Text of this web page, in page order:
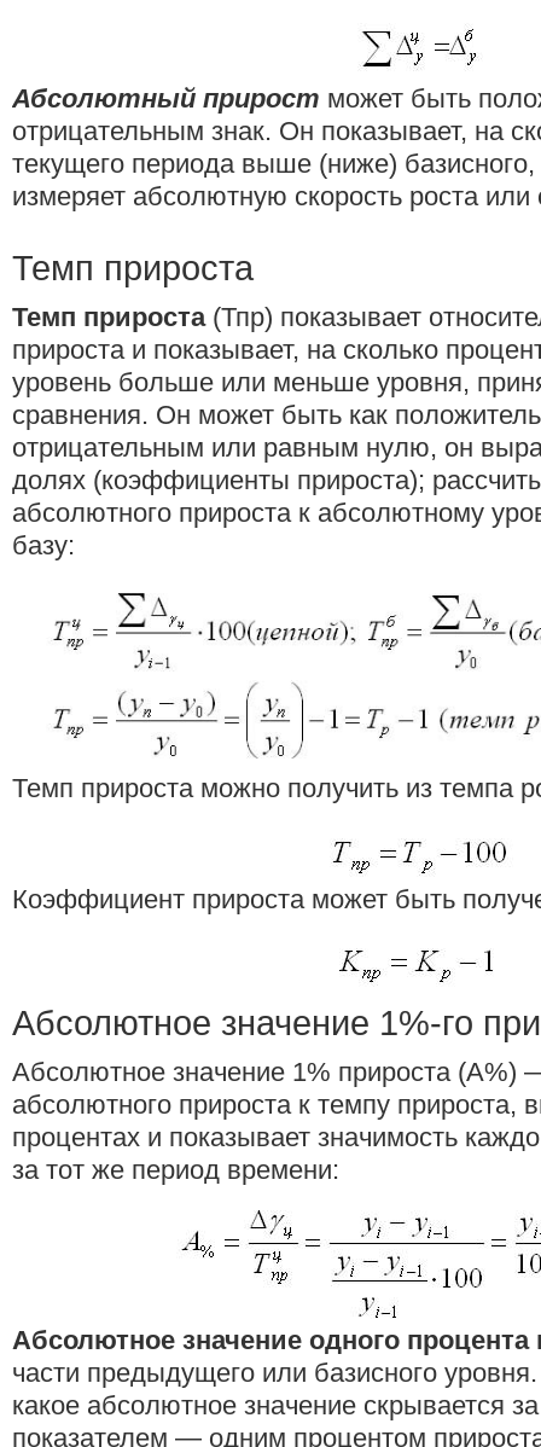
Абсолютный прирост может быть
отрицательным знак. Он показывает, на
текущего периода выше (ниже)
измеряет абсолютную скорость роста
Темп прироста
Темп прироста(Тпр) показывает
прироста и показывает, на сколько
уровень больше или меньше уровня,
сравнения. Он может быть как
отрицательным или равным нулю, он
долях (коэффициенты прироста);
абсолютного прироста к абсолютному
базу:
Темп прироста можно получить из темпа
Коэффициент прироста может быть
Абсолютное значение 1%-го
Абсолютное значение 1% прироста (А%)
абсолютного прироста к темпу прироста,
процентах и показывает значимость
за тот же период времени:
Абсолютное значение одного процента
части предыдущего или базисного
какое абсолютное значение скрывается
показателем — одним процентом